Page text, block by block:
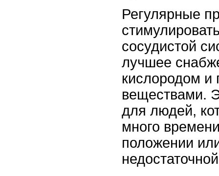
Регулярные
сосудистой
лучшее
кислородом и
веществами.
для людей,
много
положении